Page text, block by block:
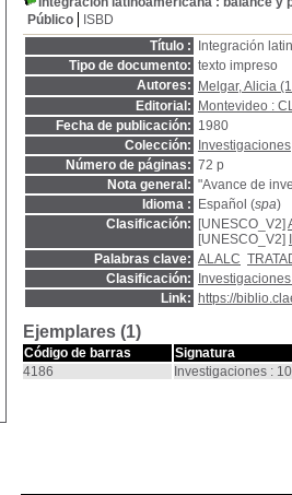
Público
ISBD
Título :
Integración
Tipo de documento: texto impreso
Autores:
Melgar, Alicia
Editorial:
Montevideo :
Fecha de publicación: 1980
Colección:
Investigaciones
Número de páginas: 72 p
Nota general: "Avance de
Idioma :
Español (spa)
Clasificación:
[UNESCO_V2]
[UNESCO_V2]
Palabras clave: ALALC
Clasificación:
Link:
https://
Ejemplares (1)
Código de barras
Signatura
4186
Investigaciones : 10